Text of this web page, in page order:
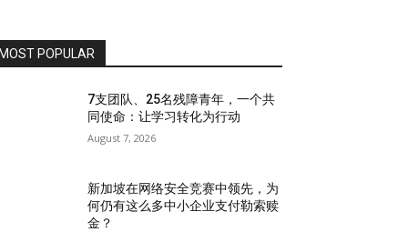
MOST POPULAR
7支团队、25名残障青年，一个共
同使命：让学习转化为行动
August 7, 2026
新加坡在网络安全竞赛中领先，为
何仍有这么多中小企业支付勒索赎
金？